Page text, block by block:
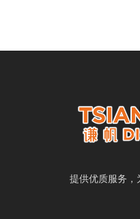
提供优质服务，